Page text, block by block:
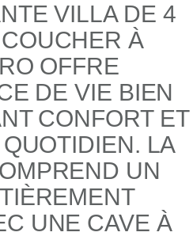
VILLA DE 4
À
OFFRE
DE VIE BIEN
CONFORT ET
LA
UN
UNE CAVE À